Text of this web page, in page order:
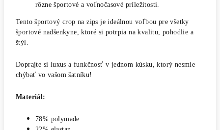
rôzne športové a voľnočasové príležitosti.
Tento športový crop na zips je ideálnou voľbou pre všetky
športové nadšenkyne, ktoré si potrpia na kvalitu, pohodlie a
štýl.
Doprajte si luxus a funkčnosť v jednom kúsku, ktorý nesmie
chýbať vo vašom šatníku!
Materiál:
78% polymade